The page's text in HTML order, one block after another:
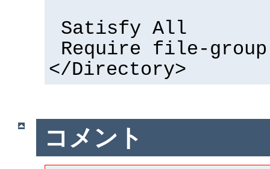
Satisfy All
Require file-group
</Directory>
コメント